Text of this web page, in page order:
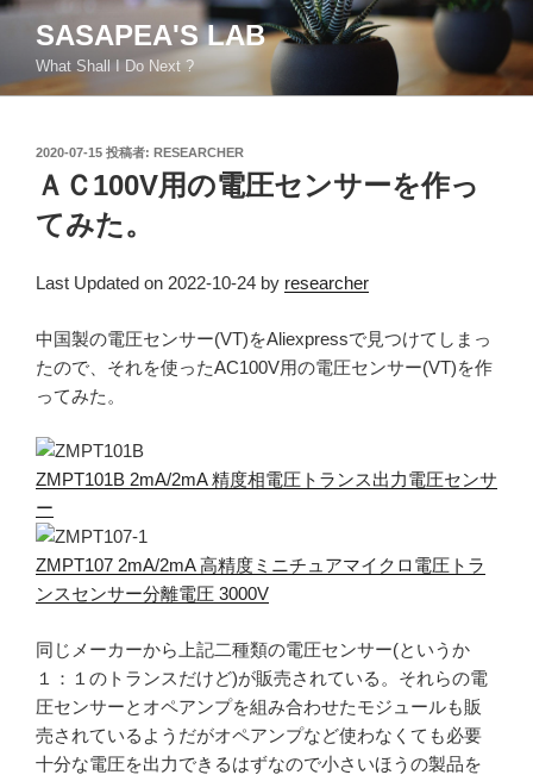
コ
ン
SASAPEA'S LAB
What Shall I Do Next ?
投
日:
2020-07-15 投稿者: RESEARCHER
ＡＣ100V用の電圧センサーを作っ
てみた。
Last Updated on 2022-10-24 by researcher
中国製の電圧センサー(VT)をAliexpressで見つけてしまっ
たので、それを使ったAC100V用の電圧センサー(VT)を作
ってみた。
ZMPT101B 2mA/2mA 精度相電圧トランス出力電圧センサ
ー
ZMPT107 2mA/2mA 高精度ミニチュアマイクロ電圧トラ
ンスセンサー分離電圧 3000V
同じメーカーから上記二種類の電圧センサー(というか
１：１のトランスだけど)が販売されている。それらの電
圧センサーとオペアンプを組み合わせたモジュールも販
売されているようだがオペアンプなど使わなくても必要
十分な電圧を出力できるはずなので小さいほうの製品を